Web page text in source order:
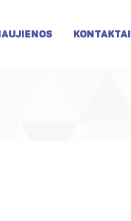
KONTAKTAI